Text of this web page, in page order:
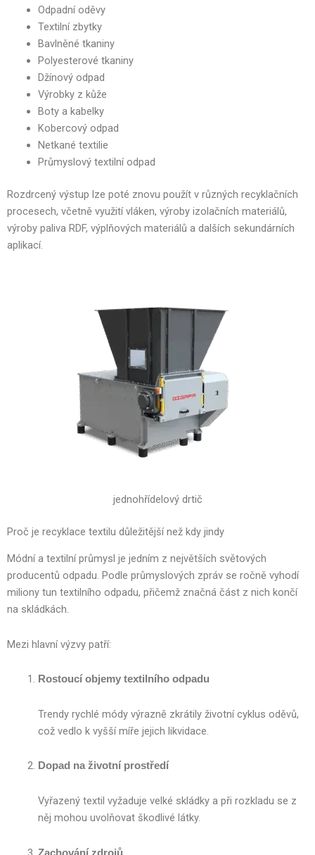
Odpadní oděvy
Textilní zbytky
Bavlněné tkaniny
Polyesterové tkaniny
Džínový odpad
Výrobky z kůže
Boty a kabelky
Kobercový odpad
Netkané textilie
Průmyslový textilní odpad
Rozdrcený výstup lze poté znovu použít v různých recyklačních
procesech, včetně využití vláken, výroby izolačních materiálů,
výroby paliva RDF, výplňových materiálů a dalších sekundárních
aplikací.
jednohřídelový drtič
Proč je recyklace textilu důležitější než kdy jindy
Módní a textilní průmysl je jedním z největších světových
producentů odpadu. Podle průmyslových zpráv se ročně vyhodí
miliony tun textilního odpadu, přičemž značná část z nich končí
na skládkách.
Mezi hlavní výzvy patří:
Rostoucí objemy textilního odpadu
Trendy rychlé módy výrazně zkrátily životní cyklus oděvů,
což vedlo k vyšší míře jejich likvidace.
Dopad na životní prostředí
Vyřazený textil vyžaduje velké skládky a při rozkladu se z
něj mohou uvolňovat škodlivé látky.
Zachování zdrojů